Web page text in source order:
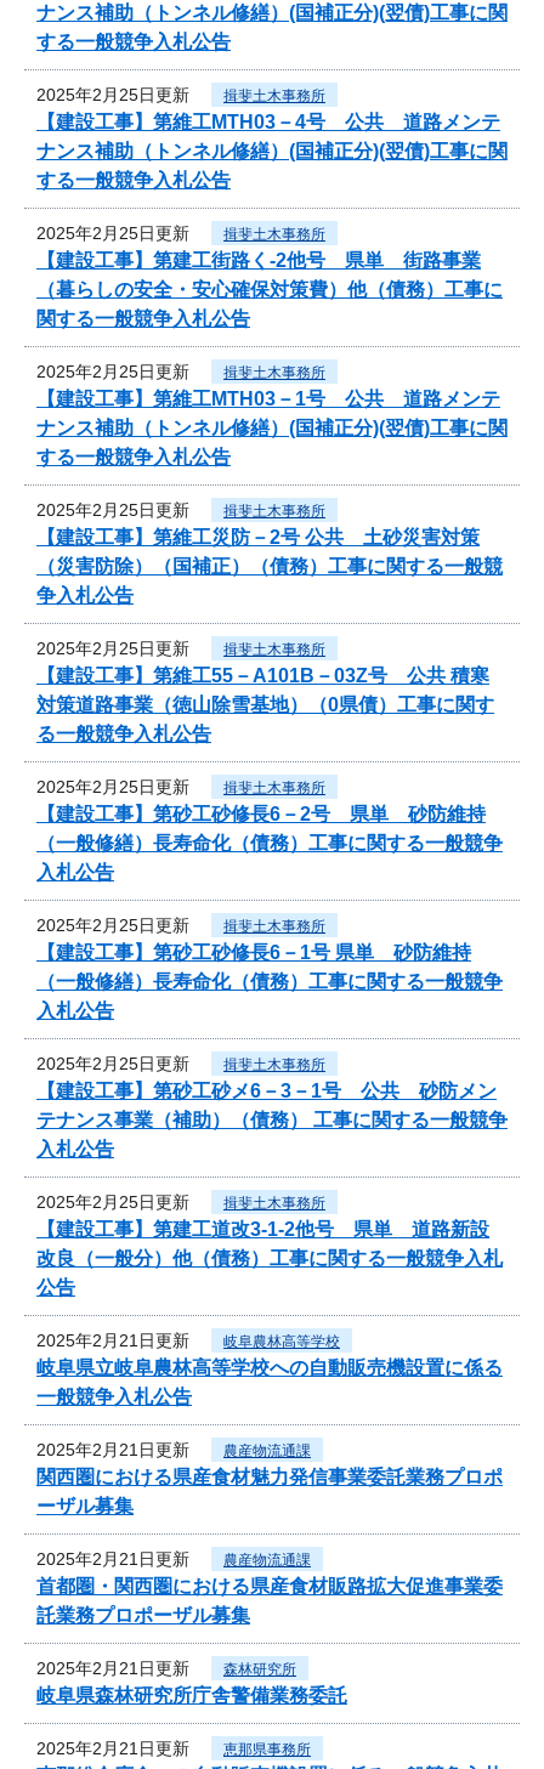
ナンス補助（トンネル修繕）(国補正分)(翌債)工事に関
する一般競争入札公告
2025年2月25日更新 揖斐土木事務所
【建設工事】第維工MTH03－4号 公共 道路メンテ
ナンス補助（トンネル修繕）(国補正分)(翌債)工事に関
する一般競争入札公告
2025年2月25日更新 揖斐土木事務所
【建設工事】第建工街路く-2他号 県単 街路事業
（暮らしの安全・安心確保対策費）他（債務）工事に
関する一般競争入札公告
2025年2月25日更新 揖斐土木事務所
【建設工事】第維工MTH03－1号 公共 道路メンテ
ナンス補助（トンネル修繕）(国補正分)(翌債)工事に関
する一般競争入札公告
2025年2月25日更新 揖斐土木事務所
【建設工事】第維工災防－2号 公共 土砂災害対策
（災害防除）（国補正）（債務）工事に関する一般競
争入札公告
2025年2月25日更新 揖斐土木事務所
【建設工事】第維工55－A101B－03Z号 公共 積寒
対策道路事業（徳山除雪基地）（0県債）工事に関す
る一般競争入札公告
2025年2月25日更新 揖斐土木事務所
【建設工事】第砂工砂修長6－2号 県単 砂防維持
（一般修繕）長寿命化（債務）工事に関する一般競争
入札公告
2025年2月25日更新 揖斐土木事務所
【建設工事】第砂工砂修長6－1号 県単 砂防維持
（一般修繕）長寿命化（債務）工事に関する一般競争
入札公告
2025年2月25日更新 揖斐土木事務所
【建設工事】第砂工砂メ6－3－1号 公共 砂防メン
テナンス事業（補助）（債務） 工事に関する一般競争
入札公告
2025年2月25日更新 揖斐土木事務所
【建設工事】第建工道改3-1-2他号 県単 道路新設
改良（一般分）他（債務）工事に関する一般競争入札
公告
2025年2月21日更新 岐阜農林高等学校
岐阜県立岐阜農林高等学校への自動販売機設置に係る
一般競争入札公告
2025年2月21日更新 農産物流通課
関西圏における県産食材魅力発信事業委託業務プロポ
ーザル募集
2025年2月21日更新 農産物流通課
首都圏・関西圏における県産食材販路拡大促進事業委
託業務プロポーザル募集
2025年2月21日更新 森林研究所
岐阜県森林研究所庁舎警備業務委託
2025年2月21日更新 恵那県事務所